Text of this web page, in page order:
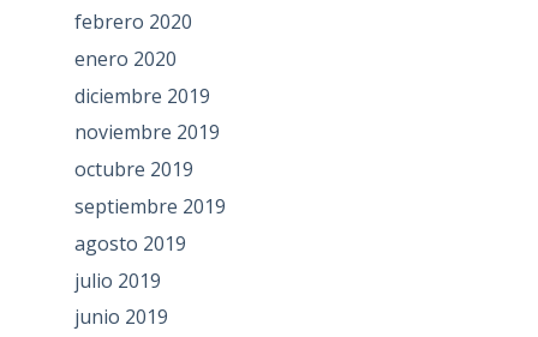
febrero 2020
enero 2020
diciembre 2019
noviembre 2019
octubre 2019
septiembre 2019
agosto 2019
julio 2019
junio 2019